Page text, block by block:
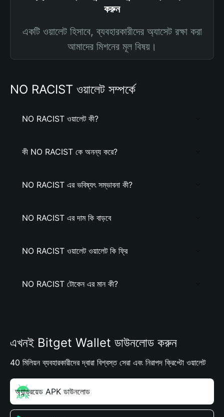
করুন
একটি ওয়ালেট হিসাবে, ব্যবহারকারীদের অ্যাসেট রক্ষা করা
আমাদের মিশনের মূল বিষয়।
NO RACIST ওয়ালেট সম্পর্কে
NO RACIST ওয়ালেট কী?
কী NO RACIST কে অনন্য করে?
NO RACIST এর ভবিষ্যৎ সম্ভাবনা কী?
NO RACIST এর দাম কি বাড়বে
NO RACIST ওয়ালেট ওয়ালেট কি ফ্রি
NO RACIST টোকেন এর মান কী?
এখনই Bitget Wallet ডাউনলোড করুন
40 মিলিয়ন ব্যবহারকারীদের দ্বারা বিশ্বস্ত সেরা এবং নিরাপদ ক্রিপ্টো ওয়ালেট
অ্যান্ড্রয়েড APK ডাউনলোড